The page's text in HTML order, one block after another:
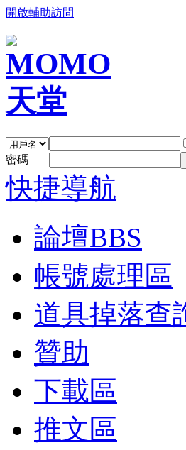
開啟輔助訪問
密碼
快捷導航
論壇BBS
帳號處理區
道具掉落查
贊助
下載區
推文區